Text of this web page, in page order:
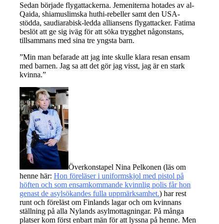
Sedan började flygattackerna. Jemeniterna hotades av al-
Qaida, shiamuslimska huthi-rebeller samt den USA-
stödda, saudiarabisk-ledda alliansens flygattacker. Fatima
beslöt att ge sig iväg för att söka trygghet någonstans,
tillsammans med sina tre yngsta barn.
”Min man befarade att jag inte skulle klara resan ensam
med barnen. Jag sa att det gör jag visst, jag är en stark
kvinna.”
Överkonstapel Nina Pelkonen (läs om
henne här: Hon föreläser i uniformskjol med pistol på
höften och som ensamkommande kvinnlig polis får hon
genast de asylsökandes fulla uppmärksamhet.) har rest
runt och föreläst om Finlands lagar och om kvinnans
ställning på alla Nylands asylmottagningar. På många
platser kom först enbart män för att lyssna på henne. Men